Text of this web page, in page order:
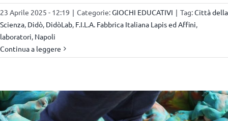
23 Aprile 2025 - 12:19 | Categorie:GIOCHI EDUCATIVI | Tag:Città della
Scienza, Didò, DidòLab, F.I.L.A. Fabbrica Italiana Lapis ed Affini,
laboratori, Napoli
Continua a leggere